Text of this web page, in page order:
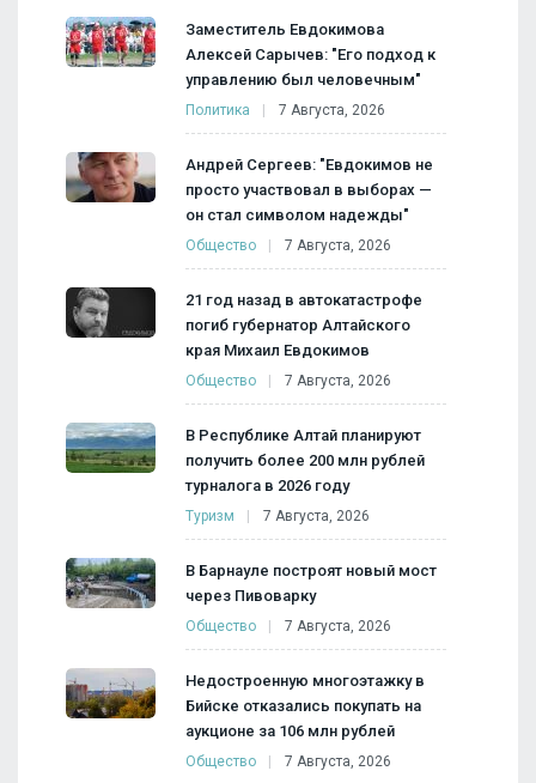
Заместитель Евдокимова
Алексей Сарычев: "Его подход к
управлению был человечным"
Политика 7 Августа, 2026
Андрей Сергеев: "Евдокимов не
просто участвовал в выборах —
он стал символом надежды"
Общество 7 Августа, 2026
21 год назад в автокатастрофе
погиб губернатор Алтайского
края Михаил Евдокимов
Общество 7 Августа, 2026
В Республике Алтай планируют
получить более 200 млн рублей
турналога в 2026 году
Туризм 7 Августа, 2026
В Барнауле построят новый мост
через Пивоварку
Общество 7 Августа, 2026
Недостроенную многоэтажку в
Бийске отказались покупать на
аукционе за 106 млн рублей
Общество 7 Августа, 2026